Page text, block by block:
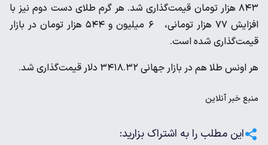
۸۴۳ هزار تومان قیمت‌گذاری شد. هر گرم طلای دست دوم نیز با
افزایش ۷۷ هزار تومانی، ۶ میلیون و ۵۴۴ هزار تومان در بازار
قیمت‌گذاری شده است.
هر اونس طلا هم در بازار جهانی ۳۴۱۸.۳۲ دلار قیمت‌گذاری شد.
منبعخبر آنلاین
این مطلب را به اشتراک بزارید: